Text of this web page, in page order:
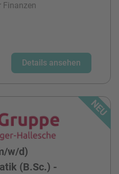
Finanzen
Details ansehen
w/d)
(B.Sc.) -